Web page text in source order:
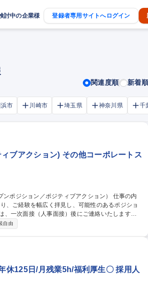
討中の企業様 登録者専用サイトへログイン
関連度順 新着順
市 川崎市 埼玉県 神奈川県 千
ブアクション) その他コーポレートス
、ご経験を幅広く拝見し、可能性のあるポジショ
一次面接（人事面接）後にご連絡いたします
績） ■短時間勤務制度（育児・介護） ■テレワー
ョ
自由
休125日/月残業5h/福利厚生〇 採用人